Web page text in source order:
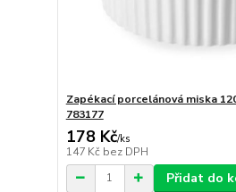
Zapékací porcelánová miska
783177
178 Kč/ks
147 Kč bez DPH
Přidat do